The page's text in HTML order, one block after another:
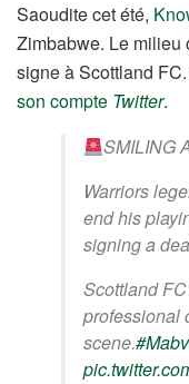
Saoudite cet été,
Zimbabwe. Le milieu
signe à Scottland
son compte Twitter.
SMILING
Warriors
end his
signing a
Scottland
professional
scene.